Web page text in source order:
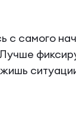
с самого